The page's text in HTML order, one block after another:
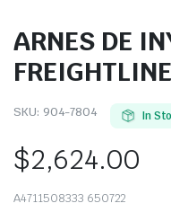
ARNES DE
SKU: 904-7804 In
$2,624.00
A4711508333 650722